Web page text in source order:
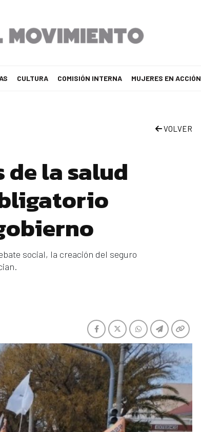
CULTURA COMISIÓN INTERNA MUJERES EN ACCIÓN
VOLVER
la salud
social, la creación del seguro